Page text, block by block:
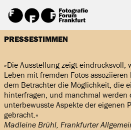
PRESSESTIMMEN
»Die Ausstellung zeigt eindrucksvoll,
Leben mit fremden Fotos
dem Betrachter die Möglichkeit, die
hinterfragen, und manchmal werden
unterbewusste Aspekte der eigenen
gebracht.«
Madleine Brühl, Frankfurter